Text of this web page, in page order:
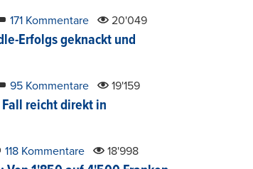
171 Kommentare 20'049
Erfolgs geknackt und
95 Kommentare 19'159
Fall reicht direkt in
118 Kommentare 18'998